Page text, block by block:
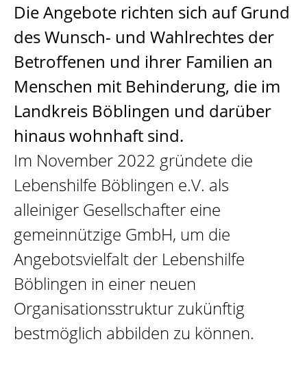
Die Angebote richten sich auf Grund
des Wunsch- und Wahlrechtes der
Betroffenen und ihrer Familien an
Menschen mit Behinderung, die im
Landkreis Böblingen und darüber
hinaus wohnhaft sind.
Im November 2022 gründete die
Lebenshilfe Böblingen e.V. als
alleiniger Gesellschafter eine
gemeinnützige GmbH, um die
Angebotsvielfalt der Lebenshilfe
Böblingen in einer neuen
Organisationsstruktur zukünftig
bestmöglich abbilden zu können.